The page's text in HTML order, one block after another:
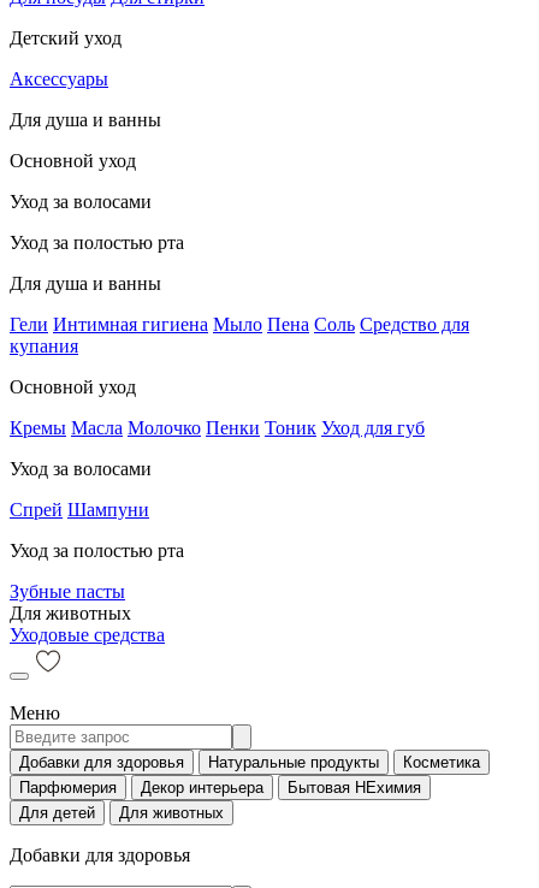
Детский уход
Аксессуары
Для душа и ванны
Основной уход
Уход за волосами
Уход за полостью рта
Для душа и ванны
Гели Интимная гигиена Мыло Пена Соль Средство для
купания
Основной уход
Кремы Масла Молочко Пенки Тоник Уход для губ
Уход за волосами
Спрей Шампуни
Уход за полостью рта
Зубные пасты
Для животных
Уходовые средства
Меню
Добавки для здоровья Натуральные продукты
Косметика
Парфюмерия
Декор интерьера
Бытовая НЕхимия
Для детей
Для животных
Добавки для здоровья